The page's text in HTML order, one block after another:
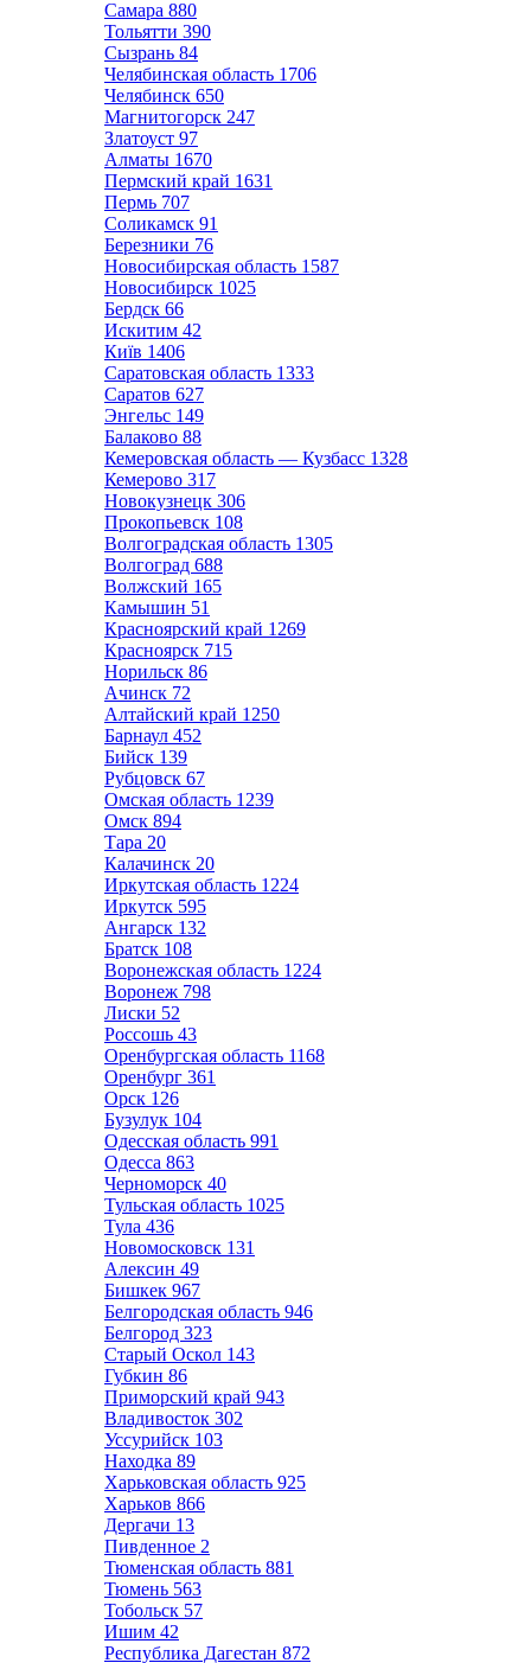
Самара 880
Тольятти 390
Сызрань 84
Челябинская область 1706
Челябинск 650
Магнитогорск 247
Златоуст 97
Алматы 1670
Пермский край 1631
Пермь 707
Соликамск 91
Березники 76
Новосибирская область 1587
Новосибирск 1025
Бердск 66
Искитим 42
Київ 1406
Саратовская область 1333
Саратов 627
Энгельс 149
Балаково 88
Кемеровская область — Кузбасс 1328
Кемерово 317
Новокузнецк 306
Прокопьевск 108
Волгоградская область 1305
Волгоград 688
Волжский 165
Камышин 51
Красноярский край 1269
Красноярск 715
Норильск 86
Ачинск 72
Алтайский край 1250
Барнаул 452
Бийск 139
Рубцовск 67
Омская область 1239
Омск 894
Тара 20
Калачинск 20
Иркутская область 1224
Иркутск 595
Ангарск 132
Братск 108
Воронежская область 1224
Воронеж 798
Лиски 52
Россошь 43
Оренбургская область 1168
Оренбург 361
Орск 126
Бузулук 104
Одесская область 991
Одесса 863
Черноморск 40
Тульская область 1025
Тула 436
Новомосковск 131
Алексин 49
Бишкек 967
Белгородская область 946
Белгород 323
Старый Оскол 143
Губкин 86
Приморский край 943
Владивосток 302
Уссурийск 103
Находка 89
Харьковская область 925
Харьков 866
Дергачи 13
Пивденное 2
Тюменская область 881
Тюмень 563
Тобольск 57
Ишим 42
Республика Дагестан 872